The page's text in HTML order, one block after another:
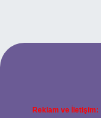
Reklam ve İletişim: